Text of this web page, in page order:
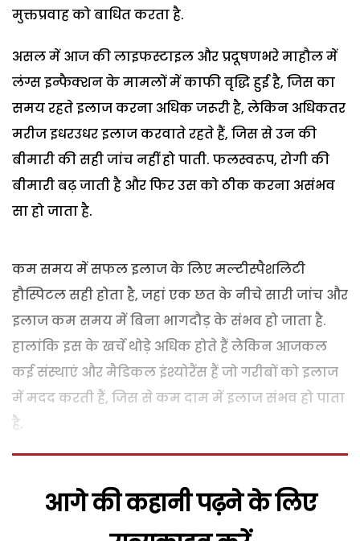
मुक्तप्रवाह को बाधित करता है.
असल में आज की लाइफस्टाइल और प्रदूषणभरे माहौल में
लंग्स इन्फैक्शन के मामलों में काफी वृद्धि हुई है, जिस का
समय रहते इलाज करना अधिक जरूरी है, लेकिन अधिकतर
मरीज इधरउधर इलाज करवाते रहते हैं, जिस से उन की
बीमारी की सही जांच नहीं हो पाती. फलस्वरूप, रोगी की
बीमारी बढ़ जाती है और फिर उस को ठीक करना असंभव
सा हो जाता है.
कम समय में सफल इलाज के लिए मल्टीस्पैशलिटी
हौस्पिटल सही होता है, जहां एक छत के नीचे सारी जांच और
इलाज कम समय में बिना भागदौड़ के संभव हो जाता है.
हालांकि इस के खर्चे थोड़े अधिक होते हैं लेकिन आजकल
कई संस्थाएं और मैडिकल इंश्योरैंस हैं जो गरीबों को इलाज
में मदद करती हैं, जिस से कम दाम में इलाज संभव हो पाता
है.
आगे की कहानी पढ़ने के लिए